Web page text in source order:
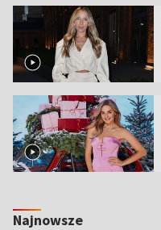
Najnowsze